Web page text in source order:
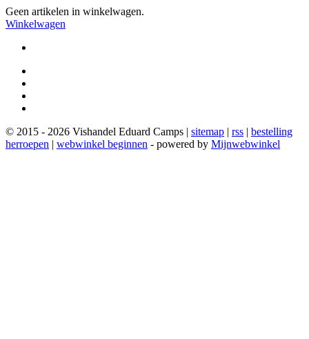
Geen artikelen in winkelwagen.
Winkelwagen
© 2015 - 2026 Vishandel Eduard Camps | sitemap | rss | bestelling
herroepen | webwinkel beginnen - powered by Mijnwebwinkel